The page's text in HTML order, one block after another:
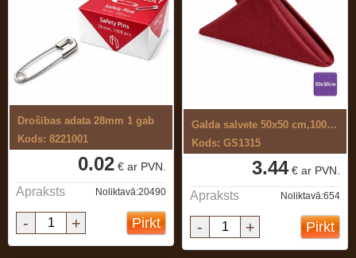
Drošības adata 28mm 1 gab
Kods: 8221001
0.02 € ar PVN.
Apraksts Noliktavā:20490
- + Pirkt
Galda salvete 50x50 cm,100% ...
Kods: GS1315
3.44€ ar PVN.
Apraksts Noliktavā:654
- + Pirkt